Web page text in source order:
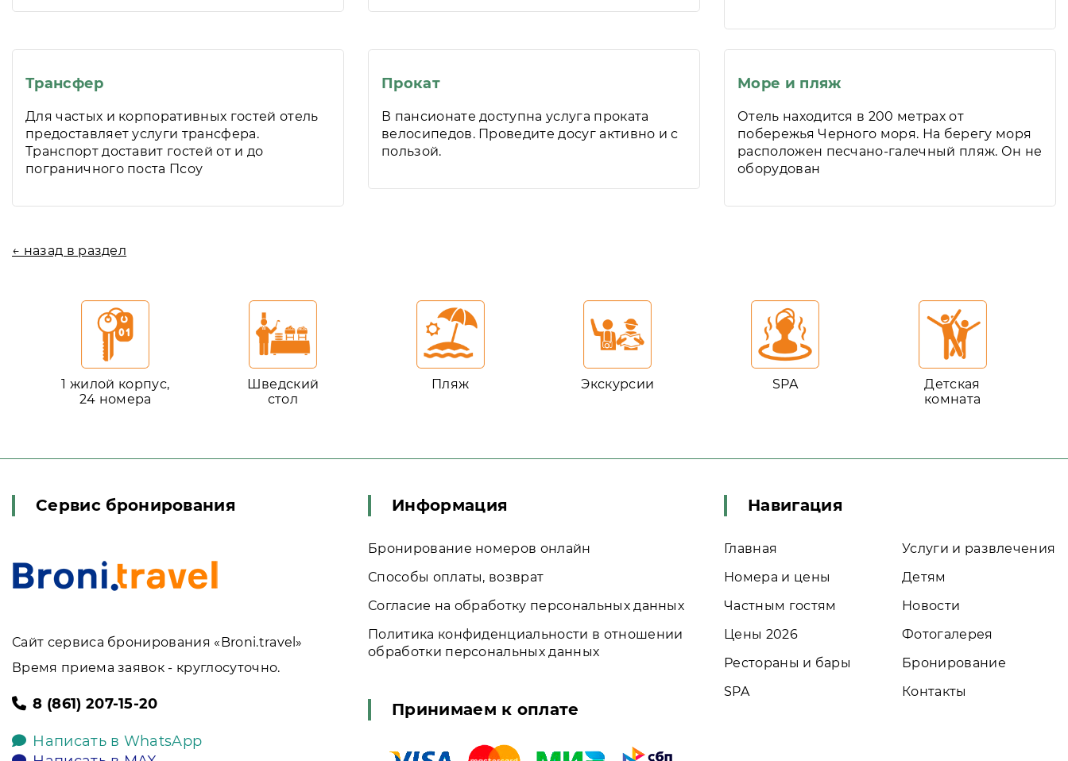
Трансфер
Для частых и корпоративных гостей отель
предоставляет услуги трансфера.
Транспорт доставит гостей от и до
пограничного поста Псоу
Прокат
В пансионате доступна услуга проката
велосипедов. Проведите досуг активно и с
пользой.
Море и пляж
Отель находится в 200 метрах от
побережья Черного моря. На берегу моря
расположен песчано-галечный пляж. Он не
оборудован
← назад в раздел
1 жилой корпус,
24 номера
Шведский
стол
Пляж Экскурсии SPA
Детская
комната
Сервис бронирования
Сайт сервиса бронирования «Broni.travel»
Время приема заявок - круглосуточно.
8 (861) 207-15-20
Написать в WhatsApp
Информация
Бронирование номеров онлайн
Способы оплаты, возврат
Согласие на обработку персональных данных
Политика конфиденциальности в отношении
обработки персональных данных
Принимаем к оплате
Навигация
Главная
Номера и цены
Частным гостям
Цены 2026
Рестораны и бары
SPA
Услуги и развлечения
Детям
Новости
Фотогалерея
Бронирование
Контакты